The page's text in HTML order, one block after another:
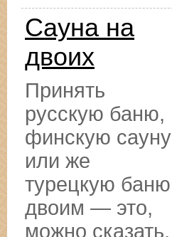
Сауна на
двоих
Принять
русскую баню,
финскую сауну
или же
турецкую баню
двоим — это,
можно сказать,